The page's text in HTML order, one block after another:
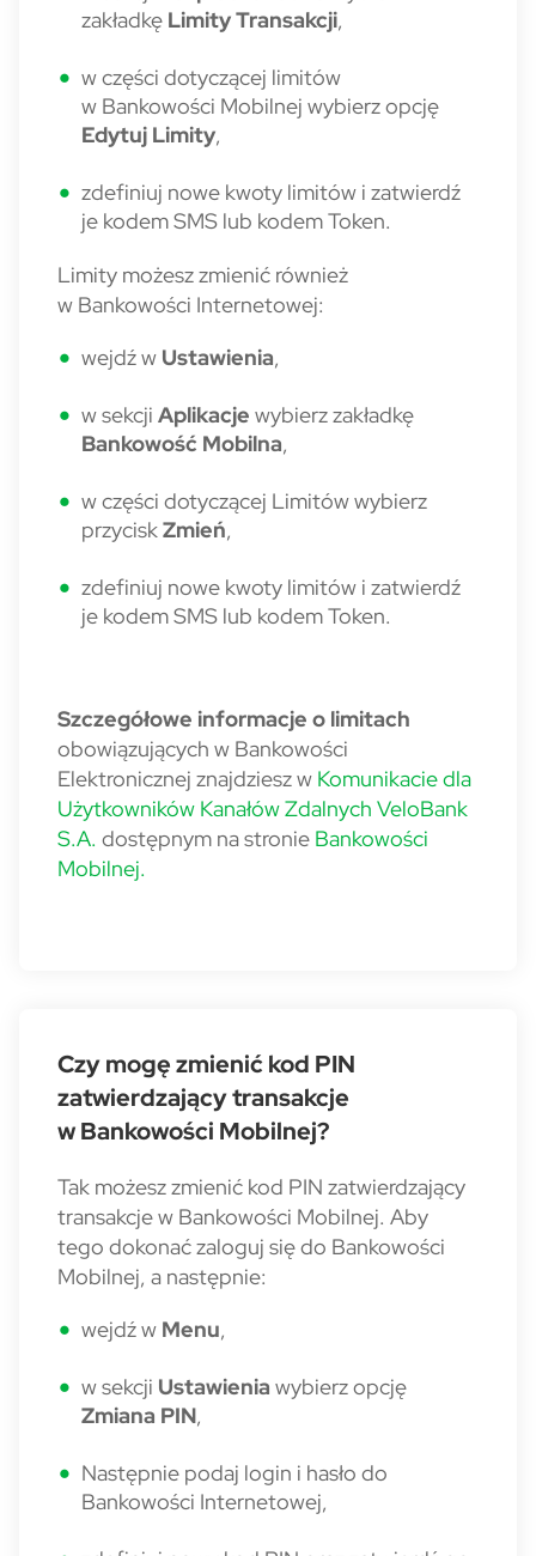
zakładkę Limity Transakcji,
w części dotyczącej limitów
w Bankowości Mobilnej wybierz opcję
Edytuj Limity,
zdefiniuj nowe kwoty limitów i zatwierdź
je kodem SMS lub kodem Token.
Limity możesz zmienić również
w Bankowości Internetowej:
wejdź w Ustawienia,
w sekcji Aplikacje wybierz zakładkę
Bankowość Mobilna,
w części dotyczącej Limitów wybierz
przyciskZmień,
zdefiniuj nowe kwoty limitów i zatwierdź
je kodem SMS lub kodem Token.
Szczegółowe informacje o limitach
obowiązujących w Bankowości
Elektronicznej znajdziesz w Komunikacie dla
Użytkowników Kanałów Zdalnych VeloBank
S.A. dostępnym na stronie Bankowości
Mobilnej.
Czy mogę zmienić kod PIN
zatwierdzający transakcje
w Bankowości Mobilnej?
Tak możesz zmienić kod PIN zatwierdzający
transakcje w Bankowości Mobilnej. Aby
tego dokonać zaloguj się do Bankowości
Mobilnej, a następnie:
wejdź w Menu,
w sekcji Ustawienia wybierz opcję
Zmiana PIN,
Następnie podaj login i hasło do
Bankowości Internetowej,